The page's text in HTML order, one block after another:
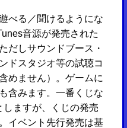
べる／聞けるようにな
音源が発売された
だしサウンドブース・
ドスタジオ等の試聴コ
めません）。ゲームに
含みます。一番くじな
ますが、くじの発売
イベント先行発売は基